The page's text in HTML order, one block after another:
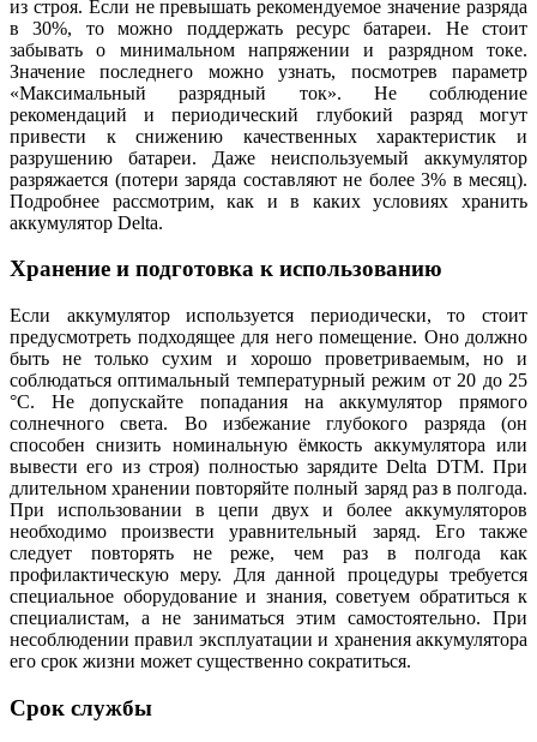
из строя. Если не превышать рекомендуемое значение разряда
в 30%, то можно поддержать ресурс батареи. Не стоит
забывать о минимальном напряжении и разрядном токе.
Значение последнего можно узнать, посмотрев параметр
«Максимальный разрядный ток». Не соблюдение
рекомендаций и периодический глубокий разряд могут
привести к снижению качественных характеристик и
разрушению батареи. Даже неиспользуемый аккумулятор
разряжается (потери заряда составляют не более 3% в месяц).
Подробнее рассмотрим, как и в каких условиях хранить
аккумулятор Delta.
Хранение и подготовка к использованию
Если аккумулятор используется периодически, то стоит
предусмотреть подходящее для него помещение. Оно должно
быть не только сухим и хорошо проветриваемым, но и
соблюдаться оптимальный температурный режим от 20 до 25
°С. Не допускайте попадания на аккумулятор прямого
солнечного света. Во избежание глубокого разряда (он
способен снизить номинальную ёмкость аккумулятора или
вывести его из строя) полностью зарядите Delta DTM. При
длительном хранении повторяйте полный заряд раз в полгода.
При использовании в цепи двух и более аккумуляторов
необходимо произвести уравнительный заряд. Его также
следует повторять не реже, чем раз в полгода как
профилактическую меру. Для данной процедуры требуется
специальное оборудование и знания, советуем обратиться к
специалистам, а не заниматься этим самостоятельно. При
несоблюдении правил эксплуатации и хранения аккумулятора
его срок жизни может существенно сократиться.
Срок службы